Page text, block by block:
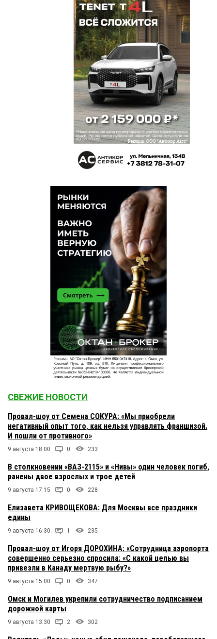
СВЕЖИЕ НОВОСТИ
Провал-шоу от Семена СОКУРА: «Мы приобрели
негативный опыт того, как нельзя управлять франшизой.
И пошли от противного»
9 августа 18:00 0 233
В столкновении «ВАЗ-2115» и «Нивы» один человек погиб,
ранены двое взрослых и трое детей
9 августа 17:15 0 228
Елизавета КРИВОЩЕКОВА: Для Москвы все праздники
едины
9 августа 16:30 1 235
Провал-шоу от Игоря ДОРОХИНА: «Сотрудница аэропорта
совершенно серьезно спросила: «С какой целью вы
привезли в Канаду мертвую рыбу?»
9 августа 15:00 0 347
Омск и Могилев укрепили сотрудничество подписанием
дорожной карты
9 августа 13:30 2 302